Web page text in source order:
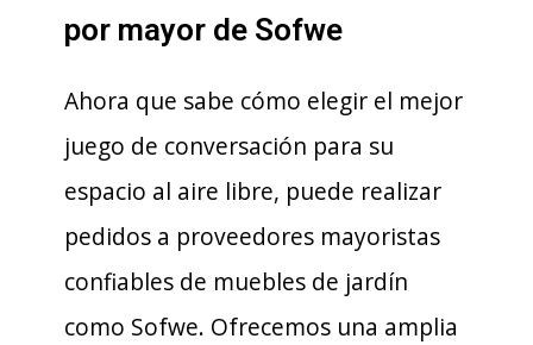
por mayor de Sofwe
Ahora que sabe cómo elegir el mejor
juego de conversación para su
espacio al aire libre, puede realizar
pedidos a proveedores mayoristas
confiables de muebles de jardín
como Sofwe. Ofrecemos una amplia